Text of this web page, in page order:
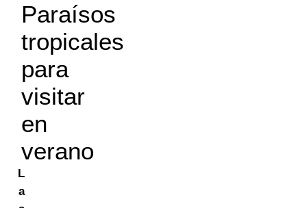
Paraísos
tropicales
para
visitar
en
verano
L
a